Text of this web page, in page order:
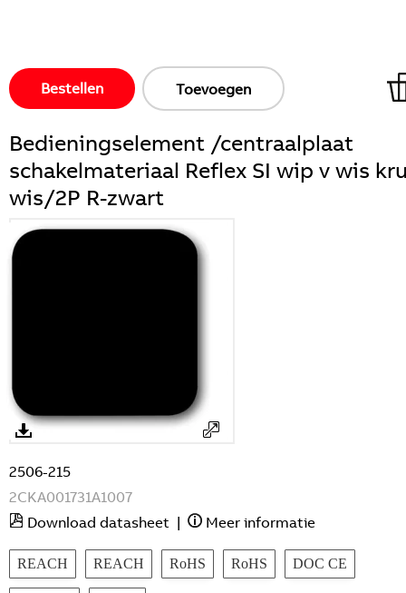
Bestellen Toevoegen
Bedieningselement /centraalplaat
schakelmateriaal Reflex SI wip v wis
wis/2P R-zwart
2506-215
2CKA001731A1007
Download datasheet | Meer informatie
REACH REACH RoHS RoHS DOC CE